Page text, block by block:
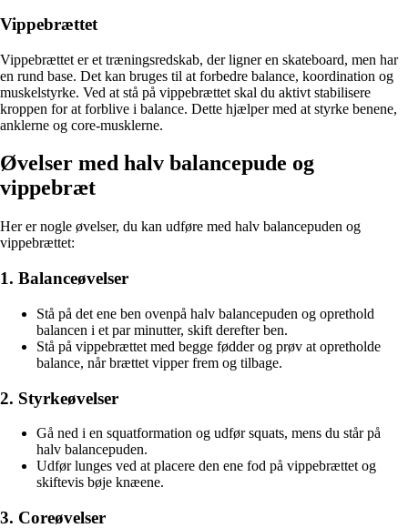
Vippebrættet
Vippebrættet er et træningsredskab, der ligner en skateboard, men har
en rund base. Det kan bruges til at forbedre balance, koordination og
muskelstyrke. Ved at stå på vippebrættet skal du aktivt stabilisere
kroppen for at forblive i balance. Dette hjælper med at styrke benene,
anklerne og core-musklerne.
Øvelser med halv balancepude og
vippebræt
Her er nogle øvelser, du kan udføre med halv balancepuden og
vippebrættet:
1. Balanceøvelser
Stå på det ene ben ovenpå halv balancepuden og oprethold
balancen i et par minutter, skift derefter ben.
Stå på vippebrættet med begge fødder og prøv at opretholde
balance, når brættet vipper frem og tilbage.
2. Styrkeøvelser
Gå ned i en squatformation og udfør squats, mens du står på
halv balancepuden.
Udfør lunges ved at placere den ene fod på vippebrættet og
skiftevis bøje knæene.
3. Coreøvelser